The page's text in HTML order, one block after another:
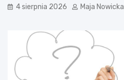
4 sierpnia 2026 Maja Nowicka